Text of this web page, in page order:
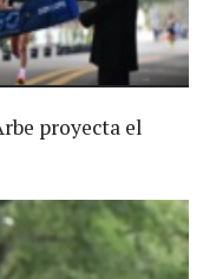
proyecta el